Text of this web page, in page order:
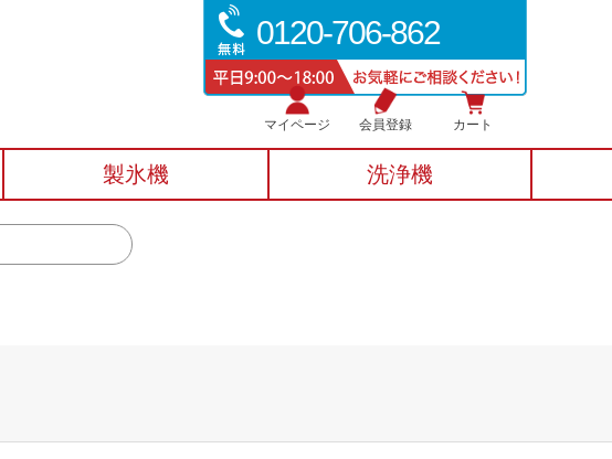
0120-706-862
マイページ 会員登録 カート
製氷機 洗浄機